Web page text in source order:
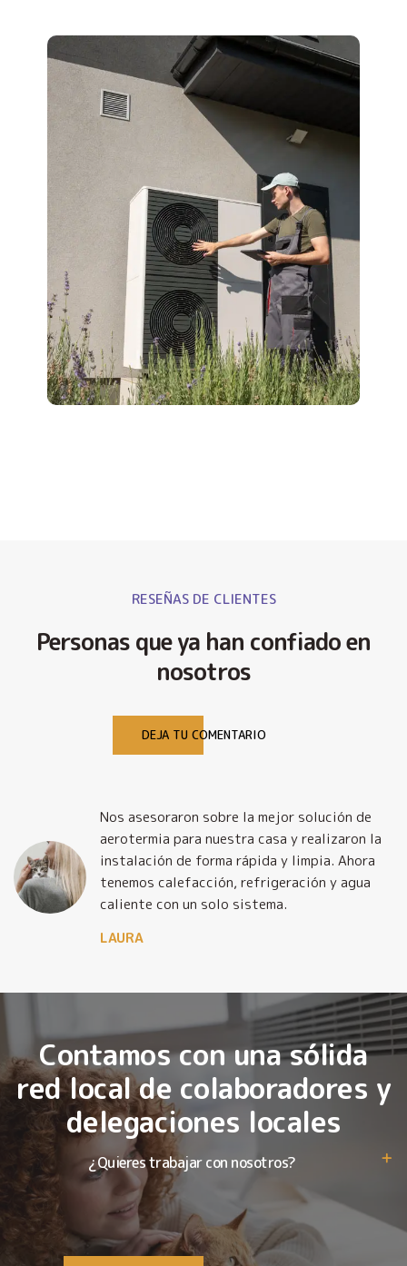
RESEÑAS DE CLIENTES
Personas que ya han confiado en
nosotros
DEJA TU COMENTARIO
Nos asesoraron sobre la mejor solución de
aerotermia para nuestra casa y realizaron la
instalación de forma rápida y limpia. Ahora
tenemos calefacción, refrigeración y agua
caliente con un solo sistema.
LAURA
Contamos con una sólida
red local de colaboradores y
delegaciones locales
¿Quieres trabajar con nosotros?